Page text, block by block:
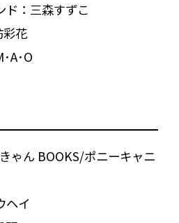
ド：三森すずこ
彩花
A･O
ゃん BOOKS/ポニーキャニ
ヘイ